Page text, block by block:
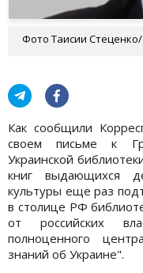
Фото Таисии
Как сообщили
своем письме к
Украинской
книг выдающихся
культуры еще раз
в столице РФ
от российских
полноценного
знаний об Украине".